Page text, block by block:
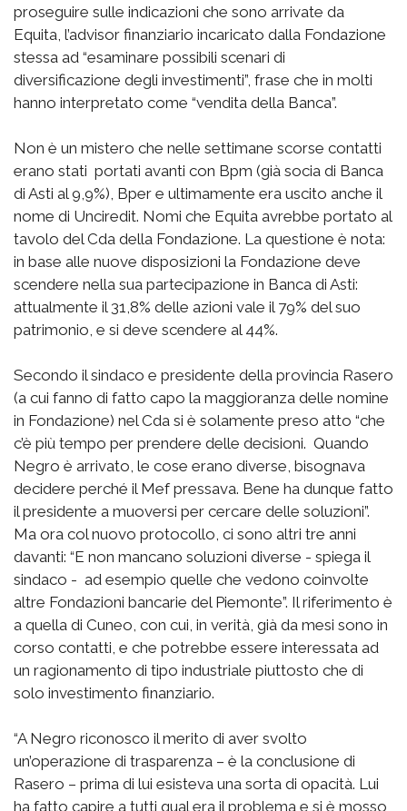
proseguire sulle indicazioni che sono arrivate da
Equita, l’advisor finanziario incaricato dalla Fondazione
stessa ad “esaminare possibili scenari di
diversificazione degli investimenti”, frase che in molti
hanno interpretato come “vendita della Banca”.
Non è un mistero che nelle settimane scorse contatti
erano stati portati avanti con Bpm (già socia di Banca
di Asti al 9,9%), Bper e ultimamente era uscito anche il
nome di Unciredit. Nomi che Equita avrebbe portato al
tavolo del Cda della Fondazione. La questione è nota:
in base alle nuove disposizioni la Fondazione deve
scendere nella sua partecipazione in Banca di Asti:
attualmente il 31,8% delle azioni vale il 79% del suo
patrimonio, e si deve scendere al 44%.
Secondo il sindaco e presidente della provincia Rasero
(a cui fanno di fatto capo la maggioranza delle nomine
in Fondazione) nel Cda si è solamente preso atto “che
c’è più tempo per prendere delle decisioni. Quando
Negro è arrivato, le cose erano diverse, bisognava
decidere perché il Mef pressava. Bene ha dunque fatto
il presidente a muoversi per cercare delle soluzioni”.
Ma ora col nuovo protocollo, ci sono altri tre anni
davanti: “E non mancano soluzioni diverse - spiega il
sindaco - ad esempio quelle che vedono coinvolte
altre Fondazioni bancarie del Piemonte”. Il riferimento è
a quella di Cuneo, con cui, in verità, già da mesi sono in
corso contatti, e che potrebbe essere interessata ad
un ragionamento di tipo industriale piuttosto che di
solo investimento finanziario.
“A Negro riconosco il merito di aver svolto
un’operazione di trasparenza – è la conclusione di
Rasero – prima di lui esisteva una sorta di opacità. Lui
ha fatto capire a tutti qual era il problema e si è mosso